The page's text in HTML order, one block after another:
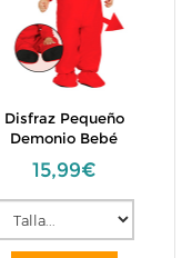
Disfraz Pequeño
Demonio Bebé
15,99€